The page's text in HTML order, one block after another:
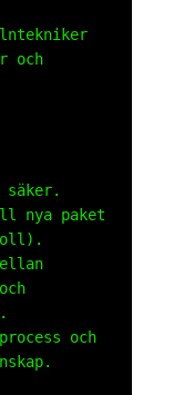
och
säker.
nya paket
och